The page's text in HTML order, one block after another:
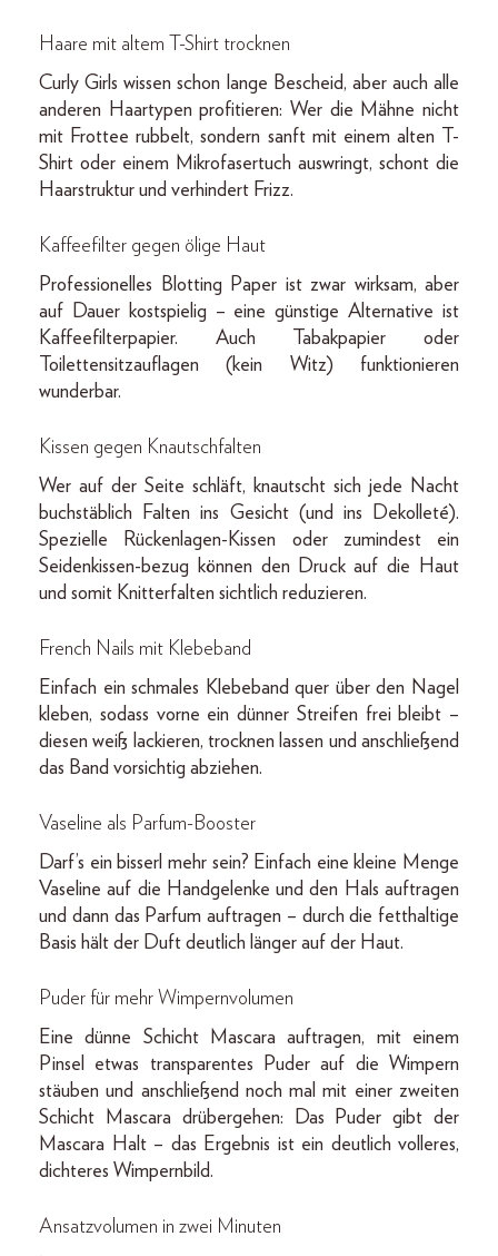
Haare mit altem T-Shirt trocknen
Curly Girls wissen schon lange Bescheid, aber auch alle
anderen Haartypen profitieren: Wer die Mähne nicht
mit Frottee rubbelt, sondern sanft mit einem alten T-
Shirt oder einem Mikrofasertuch auswringt, schont die
Haarstruktur und verhindert Frizz.
Kaffeefilter gegen ölige Haut
Professionelles Blotting Paper ist zwar wirksam, aber
auf Dauer kostspielig – eine günstige Alternative ist
Kaffeefilterpapier. Auch Tabakpapier oder
Toilettensitzauflagen (kein Witz) funktionieren
wunderbar.
Kissen gegen Knautschfalten
Wer auf der Seite schläft, knautscht sich jede Nacht
buchstäblich Falten ins Gesicht (und ins Dekolleté).
Spezielle Rückenlagen-Kissen oder zumindest ein
Seidenkissen-bezug können den Druck auf die Haut
und somit Knitterfalten sichtlich reduzieren.
French Nails mit Klebeband
Einfach ein schmales Klebeband quer über den Nagel
kleben, sodass vorne ein dünner Streifen frei bleibt –
diesen weiß lackieren, trocknen lassen und anschließend
das Band vorsichtig abziehen.
Vaseline als Parfum-Booster
Darf’s ein bisserl mehr sein? Einfach eine kleine Menge
Vaseline auf die Handgelenke und den Hals auftragen
und dann das Parfum auftragen – durch die fetthaltige
Basis hält der Duft deutlich länger auf der Haut.
Puder für mehr Wimpernvolumen
Eine dünne Schicht Mascara auftragen, mit einem
Pinsel etwas transparentes Puder auf die Wimpern
stäuben und anschließend noch mal mit einer zweiten
Schicht Mascara drübergehen: Das Puder gibt der
Mascara Halt – das Ergebnis ist ein deutlich volleres,
dichteres Wimpernbild.
Ansatzvolumen in zwei Minuten